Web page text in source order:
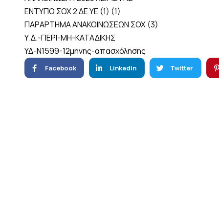
ΕΝΤΥΠΟ ΣΟΧ 2 ΔΕ ΥΕ (1) (1)
ΠΑΡΑΡΤΗΜΑ ΑΝΑΚΟΙΝΩΣΕΩΝ ΣΟΧ (3)
Υ.Δ.-ΠΕΡΙ-ΜΗ-ΚΑΤΑΔΙΚΗΣ
ΥΔ-N1599-12μηνης-απασχόλησης
Facebook Linkedin Twitter